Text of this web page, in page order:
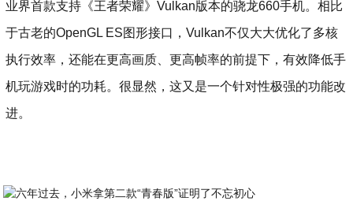
业界首款支持《王者荣耀》Vulkan版本的骁龙660手机。相比
于古老的OpenGL ES图形接口，Vulkan不仅大大优化了多核
执行效率，还能在更高画质、更高帧率的前提下，有效降低手
机玩游戏时的功耗。很显然，这又是一个针对性极强的功能改
进。